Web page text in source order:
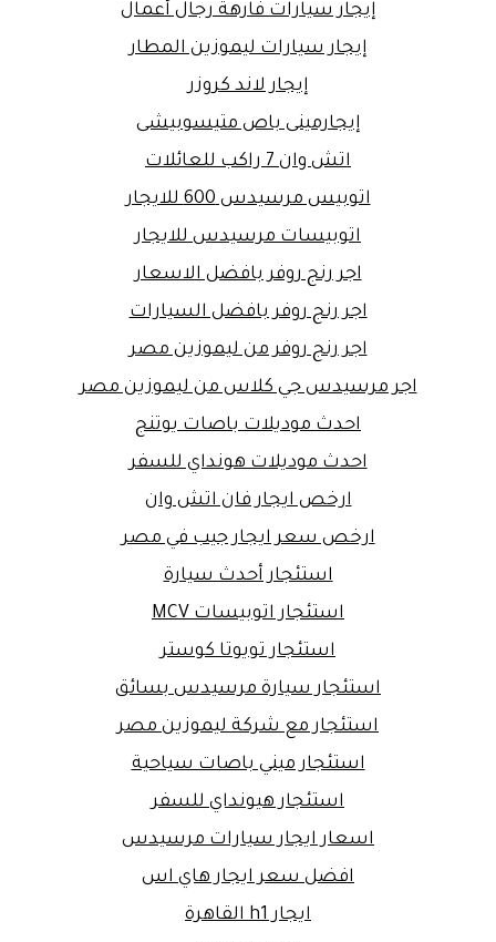
إيجار سيارات فارهة رجال أعمال
إيجار سيارات ليموزين المطار
إيجار لاند كروزر
إيجارمينى باص متيسوبيشى
اتش وان 7 راكب للعائلات
اتوبيس مرسيدس 600 للايجار
اتوبيسات مرسيدس للايجار
اجر رنج روفر بافضل الاسعار
اجر رنج روفر بافضل السيارات
اجر رنج روفر من ليموزين مصر
اجر مرسيدس جي كلاس من ليموزين مصر
احدث موديلات باصات يوتنج
احدث موديلات هونداي للسفر
ارخص ايجار فان اتش وان
ارخص سعر ايجار جيب في مصر
استئجار أحدث سيارة
استئجار اتوبيسات MCV
استئجار تويوتا كوستر
استئجار سيارة مرسيدس بسائق
استئجار مع شركة ليموزين مصر
استئجار ميني باصات سياحية
استئجار هيونداي للسفر
اسعار ايجار سيارات مرسيدس
افضل سعر ايجار هاي اس
ايجار h1 القاهرة